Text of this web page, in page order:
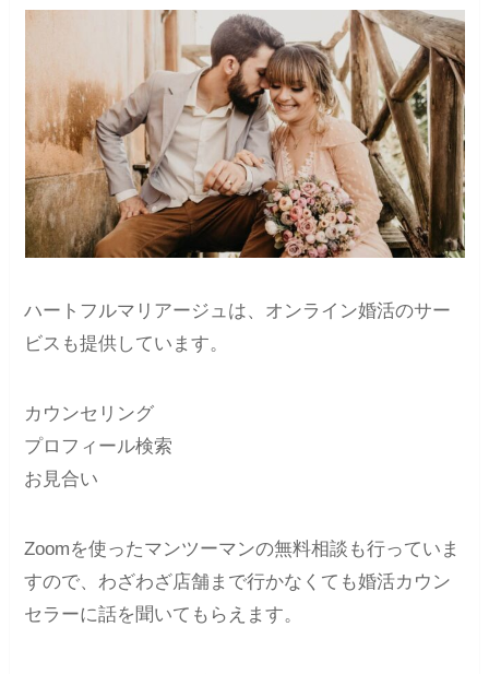
ハートフルマリアージュは、オンライン婚活のサー
ビスも提供しています。
カウンセリング
プロフィール検索
お見合い
Zoomを使ったマンツーマンの無料相談も行っていま
すので、わざわざ店舗まで行かなくても婚活カウン
セラーに話を聞いてもらえます。